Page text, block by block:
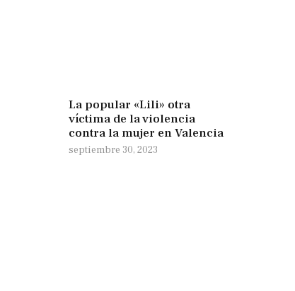
La popular «Lili» otra
víctima de la violencia
contra la mujer en Valencia
septiembre 30, 2023